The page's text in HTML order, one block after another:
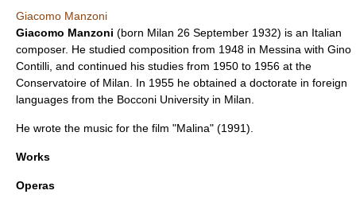
Giacomo Manzoni
Giacomo Manzoni (born Milan 26 September 1932) is an Italian
composer. He studied composition from 1948 in Messina with Gino
Contilli, and continued his studies from 1950 to 1956 at the
Conservatoire of Milan. In 1955 he obtained a doctorate in foreign
languages from the Bocconi University in Milan.
He wrote the music for the film "Malina" (1991).
Works
Operas